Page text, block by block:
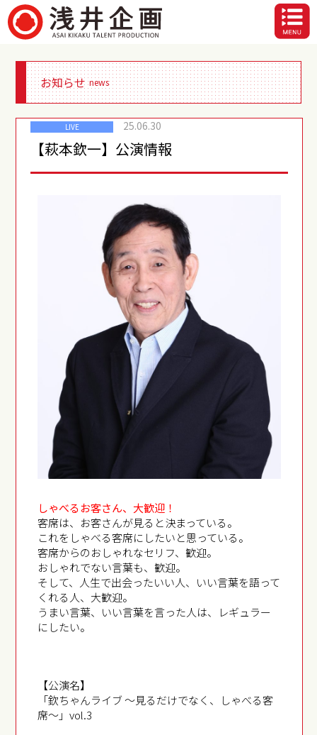
お知らせ news
LIVE 25.06.30
【萩本欽一】公演情報
しゃべるお客さん、大歓迎！
客席は、お客さんが見ると決まっている。
これをしゃべる客席にしたいと思っている。
客席からのおしゃれなセリフ、歓迎。
おしゃれでない言葉も、歓迎。
そして、人生で出会ったいい人、いい言葉を語って
くれる人、大歓迎。
うまい言葉、いい言葉を言った人は、レギュラー
にしたい。
【公演名】
「欽ちゃんライブ 〜見るだけでなく、しゃべる客
席〜」vol.3